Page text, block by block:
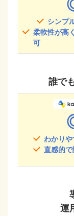
シンプ
柔軟性が高
可
誰で
わかり
直感的
運